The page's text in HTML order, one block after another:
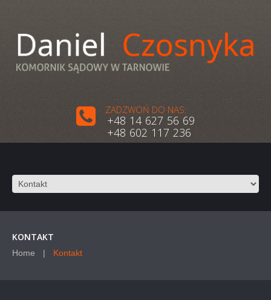
ZADZWOŃ DO NAS:
+48 14 627 56 69
+48 602 117 236
KONTAKT
Home Kontakt